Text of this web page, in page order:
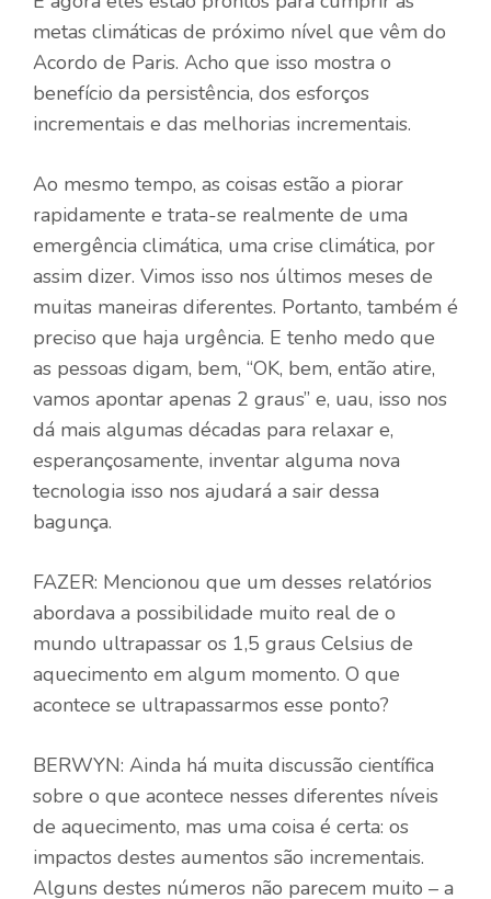
metas climáticas de próximo nível que vêm do
Acordo de Paris. Acho que isso mostra o
benefício da persistência, dos esforços
incrementais e das melhorias incrementais.
Ao mesmo tempo, as coisas estão a piorar
rapidamente e trata-se realmente de uma
emergência climática, uma crise climática, por
assim dizer. Vimos isso nos últimos meses de
muitas maneiras diferentes. Portanto, também é
preciso que haja urgência. E tenho medo que
as pessoas digam, bem, “OK, bem, então atire,
vamos apontar apenas 2 graus” e, uau, isso nos
dá mais algumas décadas para relaxar e,
esperançosamente, inventar alguma nova
tecnologia isso nos ajudará a sair dessa
bagunça.
FAZER: Mencionou que um desses relatórios
abordava a possibilidade muito real de o
mundo ultrapassar os 1,5 graus Celsius de
aquecimento em algum momento. O que
acontece se ultrapassarmos esse ponto?
BERWYN: Ainda há muita discussão científica
sobre o que acontece nesses diferentes níveis
de aquecimento, mas uma coisa é certa: os
impactos destes aumentos são incrementais.
Alguns destes números não parecem muito – a